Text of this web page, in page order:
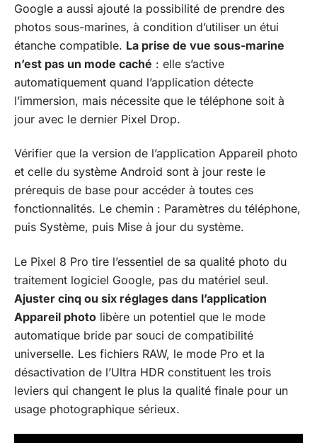
Google a aussi ajouté la possibilité de prendre des
photos sous-marines, à condition d’utiliser un étui
étanche compatible. La prise de vue sous-marine
n’est pas un mode caché : elle s’active
automatiquement quand l’application détecte
l’immersion, mais nécessite que le téléphone soit à
jour avec le dernier Pixel Drop.
Vérifier que la version de l’application Appareil photo
et celle du système Android sont à jour reste le
prérequis de base pour accéder à toutes ces
fonctionnalités. Le chemin : Paramètres du téléphone,
puis Système, puis Mise à jour du système.
Le Pixel 8 Pro tire l’essentiel de sa qualité photo du
traitement logiciel Google, pas du matériel seul.
Ajuster cinq ou six réglages dans l’application
Appareil photo libère un potentiel que le mode
automatique bride par souci de compatibilité
universelle. Les fichiers RAW, le mode Pro et la
désactivation de l’Ultra HDR constituent les trois
leviers qui changent le plus la qualité finale pour un
usage photographique sérieux.